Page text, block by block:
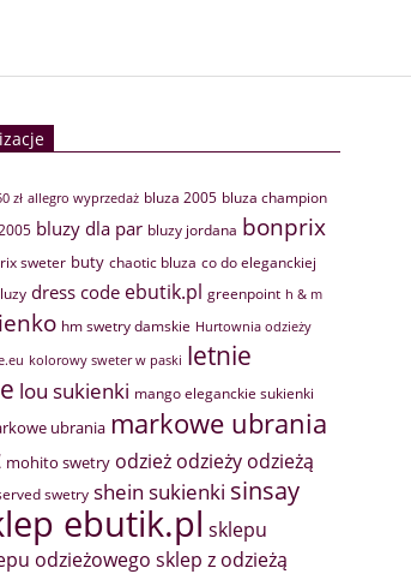
zł allegro wyprzedaż bluza 2005 bluza champion
bluzy dla par bluzy jordana bonprix
sweter buty chaotic bluza co do eleganckiej
dress code ebutik.pl greenpoint h & m
hm swetry damskie Hurtownia odzieży
kolorowy sweter w paski letnie
lou sukienki mango eleganckie sukienki
ubrania markowe ubrania
mohito swetry odzież odzieży odzieżą
swetry shein sukienki sinsay
ebutik.pl sklepu
odzieżowego sklep z odzieżą